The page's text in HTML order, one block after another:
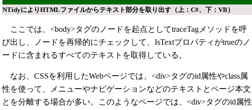
NTidyによりHTMLファイルからテキスト部分を取り出す（上：C#、下：VB）
ここでは、<body>タグのノードを起点としてtraceTagメソッドを呼
び出し、ノードを再帰的にチェックして、IsTextプロパティがtrueのノ
ードに含まれるすべてのテキストを取得している。
なお、CSSを利用したWebページでは、<div>タグのid属性やclass属
性を使って、メニューやナビゲーションなどのテキストとページ本文
とを分離する場合が多い。このようなページでは、<div>タグのid属性